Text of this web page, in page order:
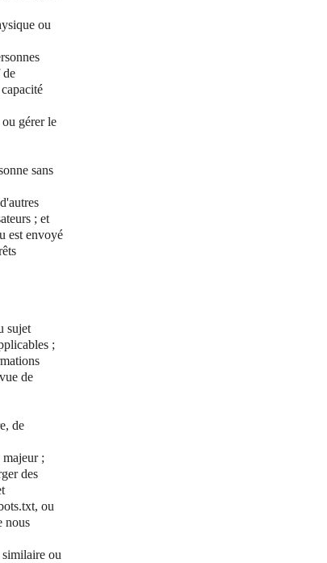
ou
de
gérer le
sans
; et
est envoyé
sujet
;
de
de
;
des
ou
nous
ou